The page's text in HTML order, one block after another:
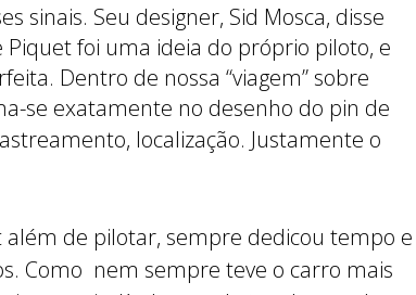
sinais. Seu designer, Sid Mosca, disse
Piquet foi uma ideia do próprio piloto, e
Dentro de nossa “viagem” sobre
se exatamente no desenho do pin de
localização. Justamente o
além de pilotar, sempre dedicou tempo e
Como nem sempre teve o carro mais